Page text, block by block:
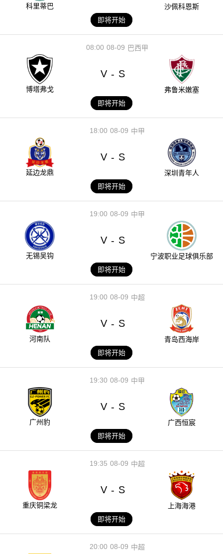
科里蒂巴
沙佩科恩斯
即将开始
08-09
08:00 巴西甲
博塔弗戈
V - S
弗鲁米嫩塞
即将开始
08-09
18:00 中甲
延边龙鼎
V - S
深圳青年人
即将开始
08-09
19:00 中甲
无锡吴钩
V - S
宁波职业足球俱乐部
即将开始
08-09
19:00 中超
河南队
V - S
青岛西海岸
即将开始
08-09
19:30 中甲
广州豹
V - S
广西恒宸
即将开始
08-09
19:35 中超
重庆铜梁龙
V - S
上海海港
即将开始
08-09
20:00 中超